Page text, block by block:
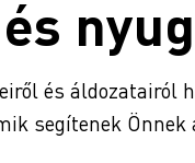
és áldozatairól
segítenek